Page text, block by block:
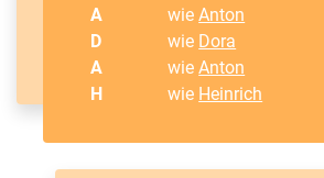
A
wieAnton
D
wie Dora
A
wieAnton
H
wie Heinrich